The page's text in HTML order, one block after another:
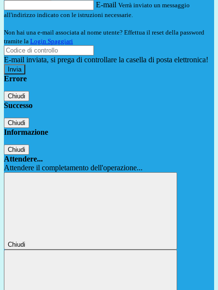
E-mail Verrà inviato un messaggio
all'indirizzo indicato con le istruzioni necessarie.
Non hai una e-mail associata al nome utente? Effettua il reset della password
tramite la Login Spaggiari
E-mail inviata, si prega di controllare la casella di posta elettronica!
Errore
Chiudi
Successo
Chiudi
Informazione
Chiudi
Attendere...
Attendere il completamento dell'operazione...
Chiudi